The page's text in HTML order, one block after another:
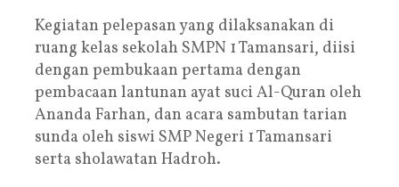
Kegiatan pelepasan yang dilaksanakan di
ruang kelas sekolah SMPN 1 Tamansari, diisi
dengan pembukaan pertama dengan
pembacaan lantunan ayat suci Al-Quran oleh
Ananda Farhan, dan acara sambutan tarian
sunda oleh siswi SMP Negeri 1 Tamansari
serta sholawatan Hadroh.